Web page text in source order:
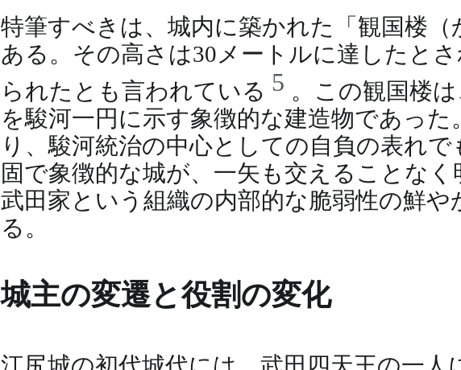
特筆すべきは、城内に築かれた「観国楼
ある。その高さは30メートルに達したと
られたとも言われている 5 。この観国楼
を駿河一円に示す象徴的な建造物であっ
り、駿河統治の中心としての自負の表れ
固で象徴的な城が、一矢も交えることな
武田家という組織の内部的な脆弱性の鮮
る。
城主の変遷と役割の変化
江尻城の初代城代には、武田四天王の一